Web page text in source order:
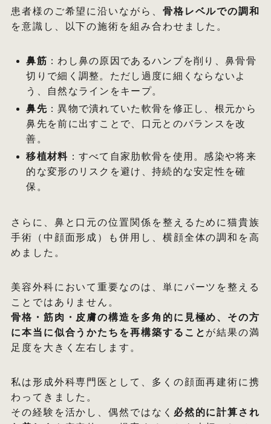
患者様のご希望に沿いながら、 骨格レベルでの調和
を意識し、以下の施術を組み合わせました。
鼻筋 ：わし鼻の原因であるハンプを削り、鼻骨骨
切りで細く調整。ただし過度に細くならないよ
う、自然なラインをキープ。
鼻先 ：異物で潰れていた軟骨を修正し、根元から
鼻先を前に出すことで、口元とのバランスを改
善。
移植材料 ：すべて自家肋軟骨を使用。感染や将来
的な変形のリスクを避け、持続的な安定性を確
保。
さらに、鼻と口元の位置関係を整えるために猫貴族
手術（中顔面形成）も併用し、横顔全体の調和を高
めました。
美容外科において重要なのは、単にパーツを整える
ことではありません。
骨格・筋肉・皮膚の構造を多角的に見極め、その方
に本当に似合うかたちを再構築すること が結果の満
足度を大きく左右します。
私は形成外科専門医として、多くの顔面再建術に携
わってきました。
その経験を活かし、偶然ではなく 必然的に計算され